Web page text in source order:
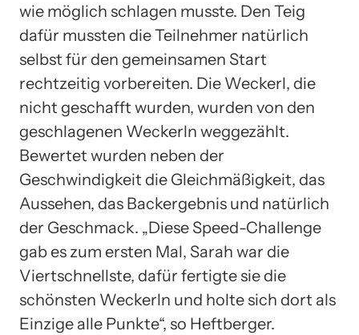
wie möglich schlagen musste. Den Teig
dafür mussten die Teilnehmer natürlich
selbst für den gemeinsamen Start
rechtzeitig vorbereiten. Die Weckerl, die
nicht geschafft wurden, wurden von den
geschlagenen Weckerln weggezählt.
Bewertet wurden neben der
Geschwindigkeit die Gleichmäßigkeit, das
Aussehen, das Backergebnis und natürlich
der Geschmack. „Diese Speed-Challenge
gab es zum ersten Mal, Sarah war die
Viertschnellste, dafür fertigte sie die
schönsten Weckerln und holte sich dort als
Einzige alle Punkte“, so Heftberger.